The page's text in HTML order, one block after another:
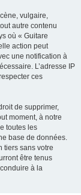
vulgaire,
autre contenu
où « Guitare
action peut
une notification à
L’adresse IP
ces
de supprimer,
moment, à notre
toutes les
base de données.
tiers sans votre
être tenus
à la